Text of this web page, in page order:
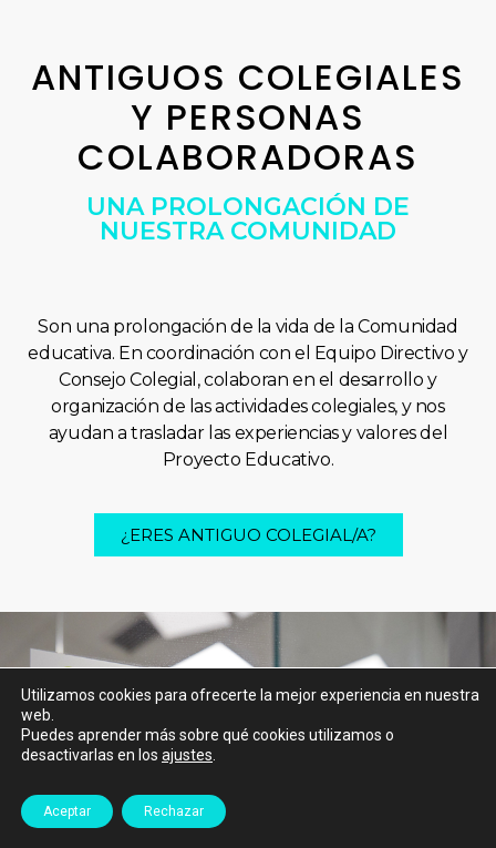
ANTIGUOS COLEGIALES
Y PERSONAS
COLABORADORAS
UNA PROLONGACIÓN DE
NUESTRA COMUNIDAD
Son una prolongación de la vida de la Comunidad
educativa. En coordinación con el Equipo Directivo y
Consejo Colegial, colaboran en el desarrollo y
organización de las actividades colegiales, y nos
ayudan a trasladar las experiencias y valores del
Proyecto Educativo.
¿ERES ANTIGUO COLEGIAL/A?
VEN A VISITARNOS
Utilizamos cookies para ofrecerte la mejor experiencia en nuestra
web.
Puedes aprender más sobre qué cookies utilizamos o
desactivarlas en los ajustes
Aceptar Rechazar